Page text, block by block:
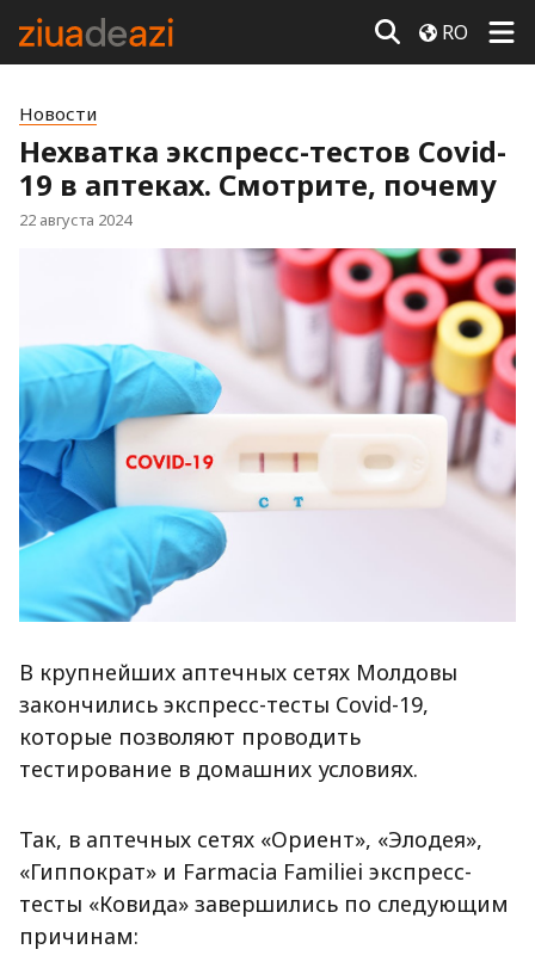
RO
Новости
Нехватка экспресс-тестов Covid-
19 в аптеках. Смотрите, почему
22 августа 2024
В крупнейших аптечных сетях Молдовы
закончились экспресс-тесты Covid-19,
которые позволяют проводить
тестирование в домашних условиях.
Так, в аптечных сетях «Ориент», «Элодея»,
«Гиппократ» и Farmacia Familiei экспресс-
тесты «Ковида» завершились по следующим
причинам: